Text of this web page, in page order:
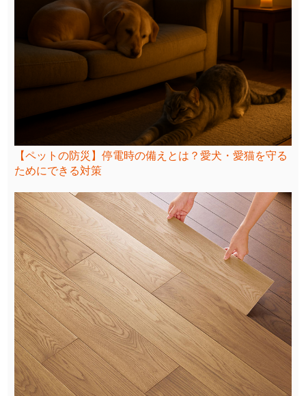
【ペットの防災】停電時の備えとは？愛犬・愛猫を守る
ためにできる対策